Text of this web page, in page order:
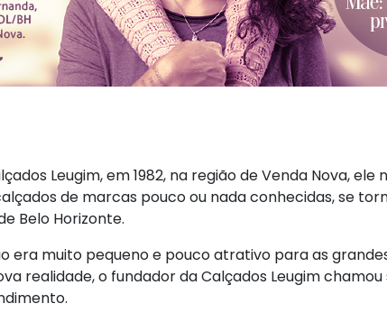
Leugim, em 1982, na região de Venda Nova,
de marcas pouco ou nada conhecidas, se
Belo Horizonte.
era muito pequeno e pouco atrativo para as
realidade, o fundador da Calçados Leugim